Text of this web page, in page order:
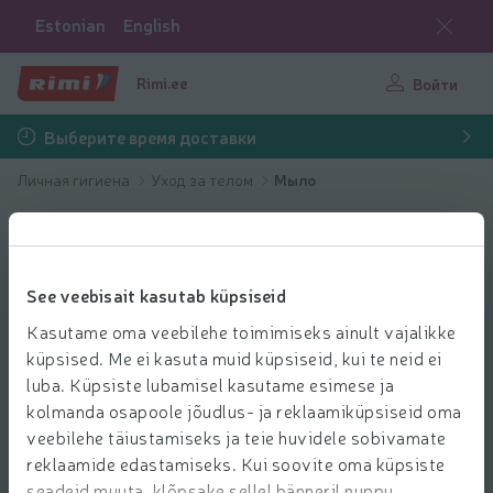
See veebisait kasutab küpsiseid
Kasutame oma veebilehe toimimiseks ainult vajalikke
küpsised. Me ei kasuta muid küpsiseid, kui te neid ei
luba. Küpsiste lubamisel kasutame esimese ja
kolmanda osapoole jõudlus- ja reklaamiküpsiseid oma
veebilehe täiustamiseks ja teie huvidele sobivamate
reklaamide edastamiseks. Kui soovite oma küpsiste
Estonian English
Rimi.ee Войти
Выберите время доставки
Личная гигиена Уход за телом Мыло